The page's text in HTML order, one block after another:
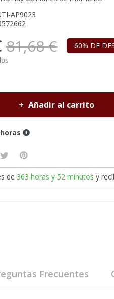
AP9023
81,68 € 60% DE
Añadir al carrito
de 363 horas y 52 minutos y
Frecuentes